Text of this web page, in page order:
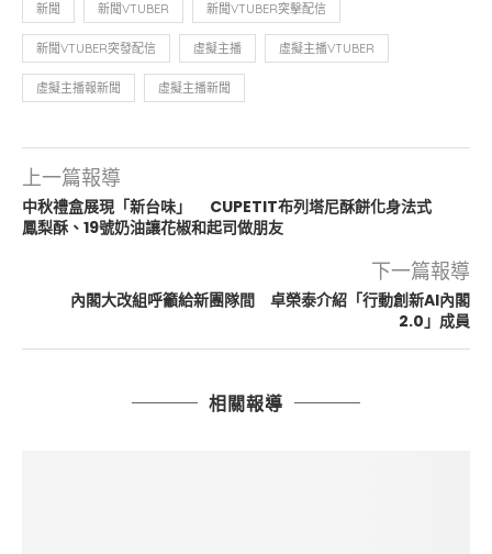
新聞 新聞VTUBER 新聞VTUBER突擊配信
新聞VTUBER突發配信 虛擬主播 虛擬主播VTUBER
虛擬主播報新聞 虛擬主播新聞
上一篇報導
中秋禮盒展現「新台味」 CUPETIT布列塔尼酥餅化身法式
鳳梨酥、19號奶油讓花椒和起司做朋友
下一篇報導
內閣大改組呼籲給新團隊間 卓榮泰介紹「行動創新AI內閣
2.0」成員
相關報導